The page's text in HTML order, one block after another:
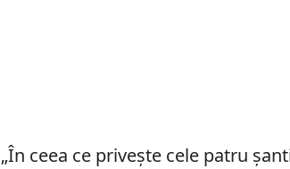
„În ceea ce priveşte cele patru